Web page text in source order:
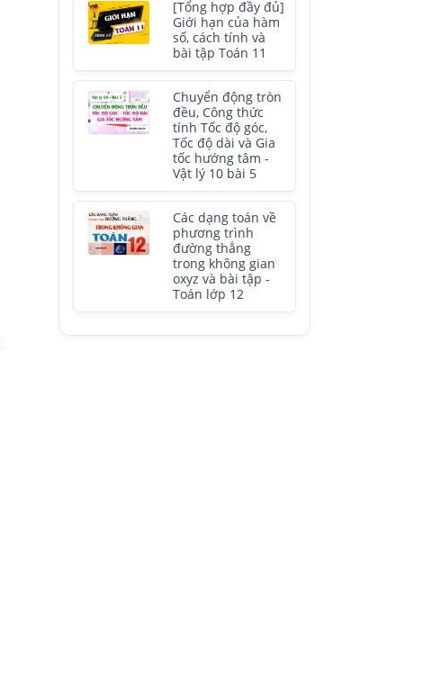
[Tổng hợp đầy đủ]
Giới hạn của hàm
số, cách tính và
bài tập Toán 11
Chuyển động tròn
đều, Công thức
tính Tốc độ góc,
Tốc độ dài và Gia
tốc hướng tâm -
Vật lý 10 bài 5
Các dạng toán về
phương trình
đường thẳng
trong không gian
oxyz và bài tập -
Toán lớp 12